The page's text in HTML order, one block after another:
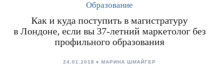
Образование
Как и куда поступить в магистратуру
в Лондоне, если вы 37-летний маркетолог без
профильного образования
24.01.2018 МАРИНА ШМАЙГЕР